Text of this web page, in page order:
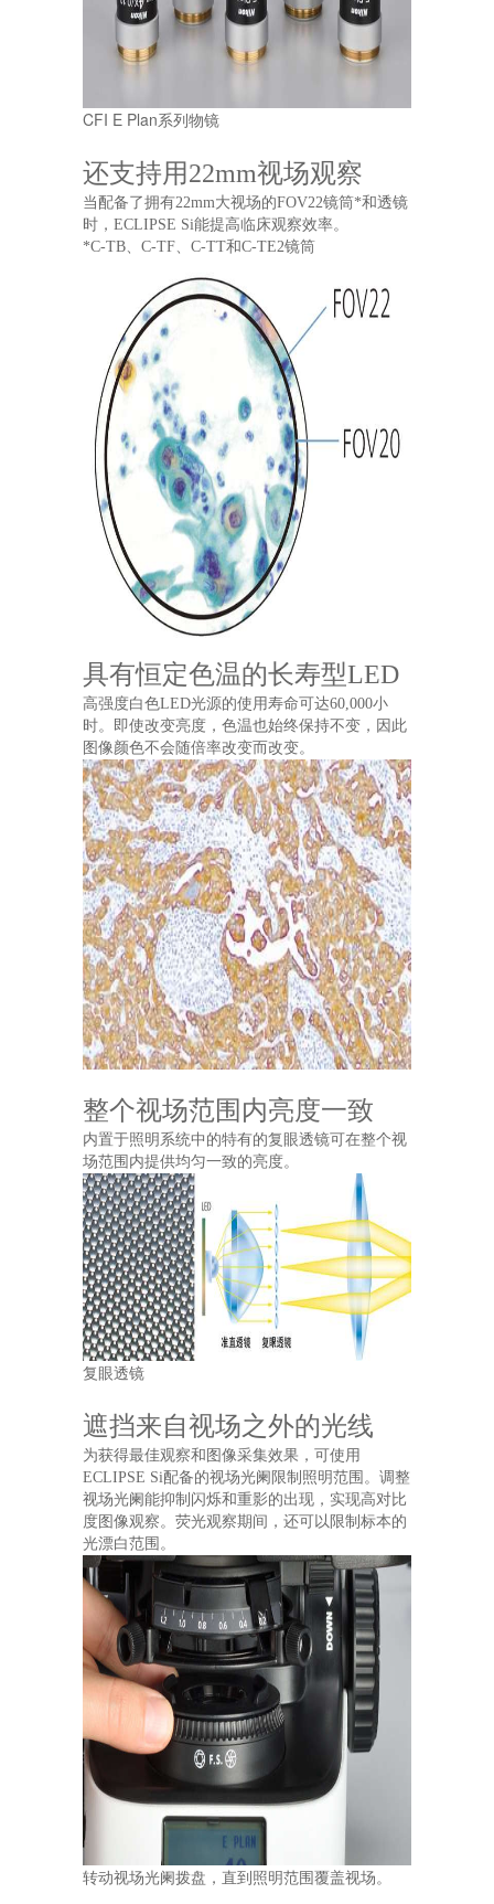
CFI E Plan系列物镜
还支持用22mm视场观察
当配备了拥有22mm大视场的FOV22镜筒*和透镜
时，ECLIPSE Si能提高临床观察效率。
*C-TB、C-TF、C-TT和C-TE2镜筒
具有恒定色温的长寿型LED
高强度白色LED光源的使用寿命可达60,000小
时。即使改变亮度，色温也始终保持不变，因此
图像颜色不会随倍率改变而改变。
整个视场范围内亮度一致
内置于照明系统中的特有的复眼透镜可在整个视
场范围内提供均匀一致的亮度。
复眼透镜
遮挡来自视场之外的光线
为获得最佳观察和图像采集效果，可使用
ECLIPSE Si配备的视场光阑限制照明范围。调整
视场光阑能抑制闪烁和重影的出现，实现高对比
度图像观察。荧光观察期间，还可以限制标本的
光漂白范围。
转动视场光阑拨盘，直到照明范围覆盖视场。